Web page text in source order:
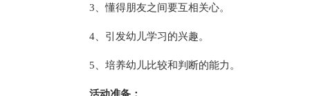
3、懂得朋友之间要互相关心。
4、引发幼儿学习的兴趣。
5、培养幼儿比较和判断的能力。